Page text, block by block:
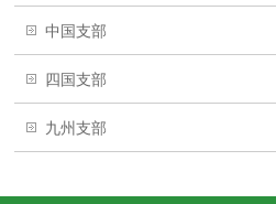
中国支部
四国支部
九州支部